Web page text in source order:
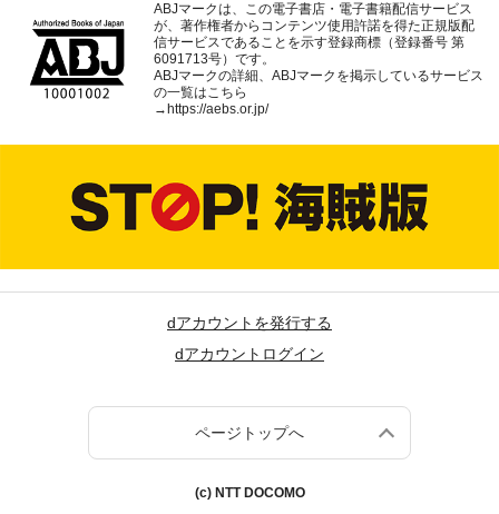
ABJマークは、この電子書店・電子書籍配信サービス
が、著作権者からコンテンツ使用許諾を得た正規版配
信サービスであることを示す登録商標（登録番号 第
6091713号）です。
ABJマークの詳細、ABJマークを掲示しているサービス
の一覧はこちら
→ https://aebs.or.jp/
dアカウントを発行する
dアカウントログイン
ページトップへ
(c) NTT DOCOMO